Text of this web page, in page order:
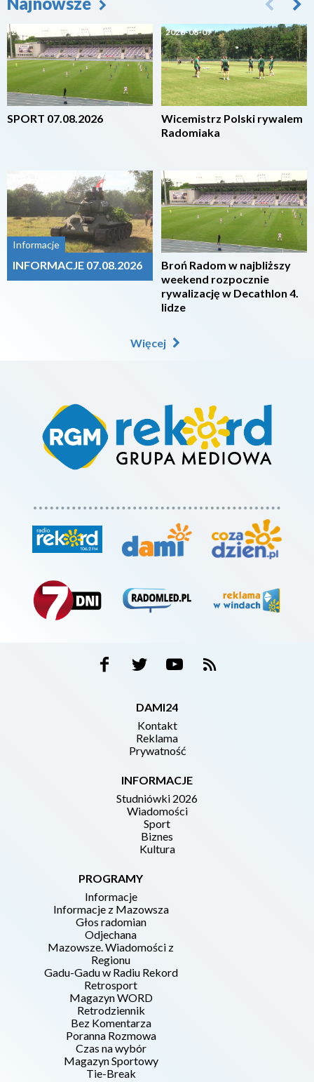
2026-08-07
SPORT 07.08.2026
Informacje
INFORMACJE 07.08.2026
2026-08-07
Wicemistrz Polski rywalem
Radomiaka
2026-08-07
Broń Radom w najbliższy
weekend rozpocznie
rywalizację w Decathlon 4.
lidze
Więcej
DAMI24
Kontakt
Reklama
Prywatność
INFORMACJE
Studniówki 2026
Wiadomości
Sport
Biznes
Kultura
PROGRAMY
Informacje
Informacje z Mazowsza
Głos radomian
Odjechana
Mazowsze. Wiadomości z
Regionu
Gadu-Gadu w Radiu Rekord
Retrosport
Magazyn WORD
Retrodziennik
Bez Komentarza
Poranna Rozmowa
Czas na wybór
Magazyn Sportowy
Tie-Break